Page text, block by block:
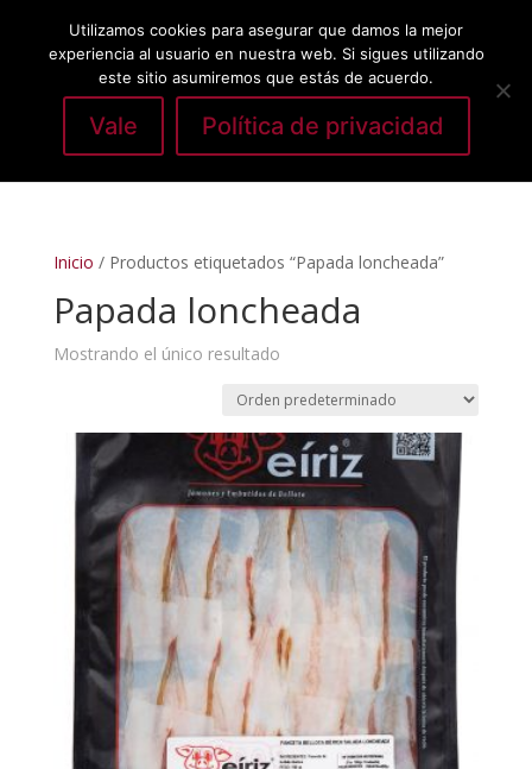
Seleccionar página
Inicio / Productos etiquetados “Papada loncheada”
Papada loncheada
Mostrando el único resultado
Utilizamos cookies para asegurar que damos la mejor
experiencia al usuario en nuestra web. Si sigues utilizando
este sitio asumiremos que estás de acuerdo.
Vale Política de privacidad